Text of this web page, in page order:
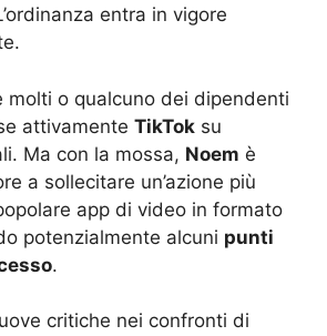
entra in vigore
molti o qualcuno dei dipendenti
attivamente TikTok su
Ma con la mossa, Noem è
a sollecitare un’azione più
app di video in formato
potenzialmente alcuni punti
.
critiche nei confronti di